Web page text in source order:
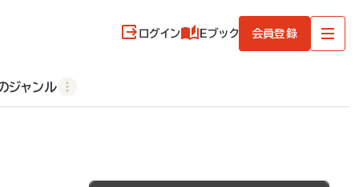
ログイン Eブック 会員登録
ジャンル